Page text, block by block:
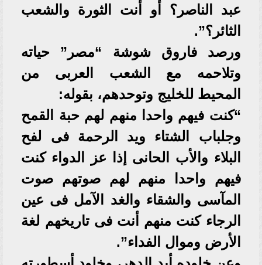
عبد الناصر؟ أو أنت الثورة والشعب
الثائر؟”.
ورصد فاروق شوشة “مصر” حياته
وتلاحمه مع الشعب العربى من
المحيط للخليج وتوحدهم، بقوله:
“كنت فيهم واحدا منهم لهم حبة القمح
وجلباب الشتاء ويد الرحمة فى لفح
البلاء والأب الحانى إذا عز الدواء كنت
فيهم واحدا منهم لهم صوتهم صوت
المآسى والشقاء والغد الآمل فى عين
الرجاء كنت منهم أنت فى تاريخهم لغة
الأرض وموال الفداء”.